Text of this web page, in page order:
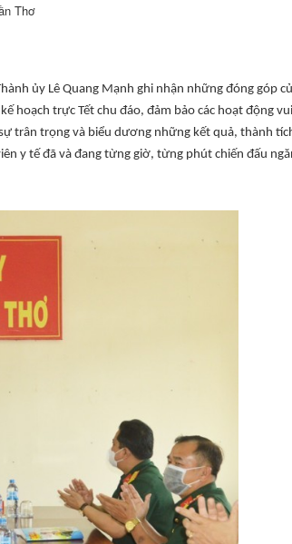
Thơ
ủy Lê Quang Mạnh ghi nhận những đóng góp
hoạch trực Tết chu đáo, đảm bảo các hoạt động vui
trân trọng và biểu dương những kết quả, thành
y tế đã và đang từng giờ, từng phút chiến đấu